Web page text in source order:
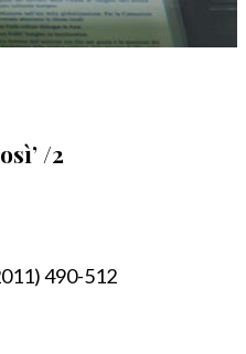
/2
490-512